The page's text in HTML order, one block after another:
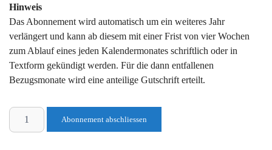
Hinweis
Das Abonnement wird automatisch um ein weiteres Jahr
verlängert und kann ab diesem mit einer Frist von vier Wochen
zum Ablauf eines jeden Kalendermonates schriftlich oder in
Textform gekündigt werden. Für die dann entfallenen
Bezugsmonate wird eine anteilige Gutschrift erteilt.
HANSA
Online-
Abonnement abschliessen